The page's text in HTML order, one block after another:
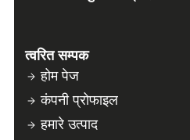
त्वरित सम्पक
होम पेज
कंपनी प्रोफाइल
हमारे उत्पाद